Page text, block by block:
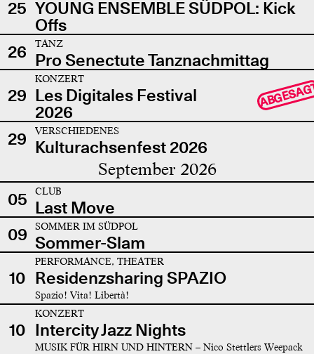
25 YOUNG ENSEMBLE SÜDPOL: Kick
Offs
26
TANZ
Pro Senectute Tanznachmittag
29
KONZERT
Les Digitales Festival
2026
29 VERSCHIEDENES
Kulturachsenfest 2026
September 2026
05 CLUB
Last Move
09
SOMMER IM SÜDPOL
Sommer-Slam
10
PERFORMANCE, THEATER
Residenzsharing SPAZIO
Spazio! Vita! Libertà!
10
KONZERT
Intercity Jazz Nights
MUSIK FÜR HIRN UND HINTERN – Nico Stettlers Weepack